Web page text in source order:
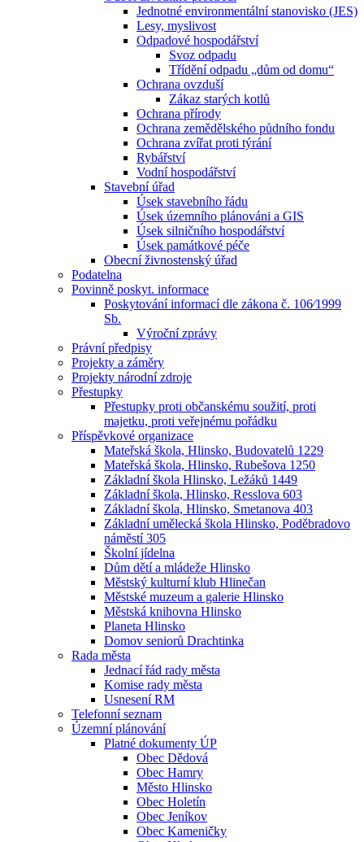
Jednotné environmentální stanovisko (JES)
Lesy, myslivost
Odpadové hospodářství
Svoz odpadu
Třídění odpadu „dům od domu“
Ochrana ovzduší
Zákaz starých kotlů
Ochrana přírody
Ochrana zemědělského půdního fondu
Ochrana zvířat proti týrání
Rybářství
Vodní hospodářství
Stavební úřad
Úsek stavebního řádu
Úsek územního plánováni a GIS
Úsek silničního hospodářství
Úsek památkové péče
Obecní živnostenský úřad
Podatelna
Povinně poskyt. informace
Poskytování informací dle zákona č. 106⁄1999
Sb.
Výroční zprávy
Právní předpisy
Projekty a záměry
Projekty národní zdroje
Přestupky
Přestupky proti občanskému soužití, proti
majetku, proti veřejnému pořádku
Příspěvkové organizace
Mateřská škola, Hlinsko, Budovatelů 1229
Mateřská škola, Hlinsko, Rubešova 1250
Základní škola Hlinsko, Ležáků 1449
Základní škola, Hlinsko, Resslova 603
Základní škola, Hlinsko, Smetanova 403
Základní umělecká škola Hlinsko, Poděbradovo
náměstí 305
Školní jídelna
Dům dětí a mládeže Hlinsko
Městský kulturní klub Hlinečan
Městské muzeum a galerie Hlinsko
Městská knihovna Hlinsko
Planeta Hlinsko
Domov seniorů Drachtinka
Rada města
Jednací řád rady města
Komise rady města
Usnesení RM
Telefonní seznam
Územní plánování
Platné dokumenty ÚP
Obec Dědová
Obec Hamry
Město Hlinsko
Obec Holetín
Obec Jeníkov
Obec Kameničky